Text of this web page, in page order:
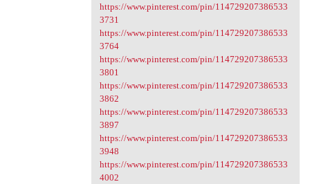
https://www.pinterest.com/pin/114729207386533
3731
https://www.pinterest.com/pin/114729207386533
3764
https://www.pinterest.com/pin/114729207386533
3801
https://www.pinterest.com/pin/114729207386533
3862
https://www.pinterest.com/pin/114729207386533
3897
https://www.pinterest.com/pin/114729207386533
3948
https://www.pinterest.com/pin/114729207386533
4002